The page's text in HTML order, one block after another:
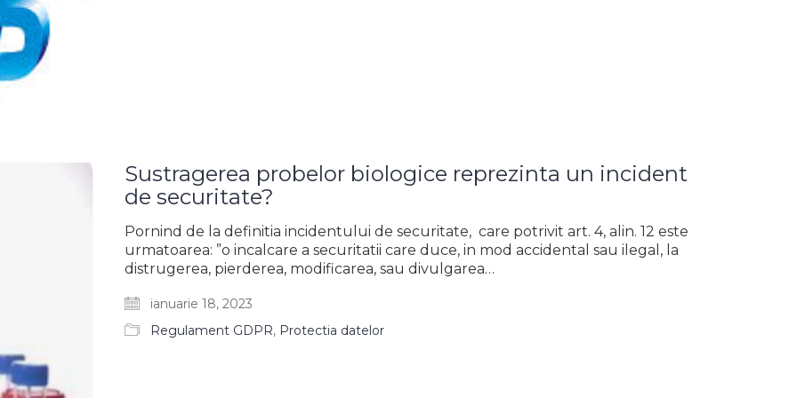
Sustragerea probelor biologice reprezinta un incident
de securitate?
Pornind de la definitia incidentului de securitate, care potrivit art. 4, alin. 12 este
urmatoarea: ”o incalcare a securitatii care duce, in mod accidental sau ilegal, la
distrugerea, pierderea, modificarea, sau divulgarea…
ianuarie 18, 2023
Regulament GDPR, Protectia datelor